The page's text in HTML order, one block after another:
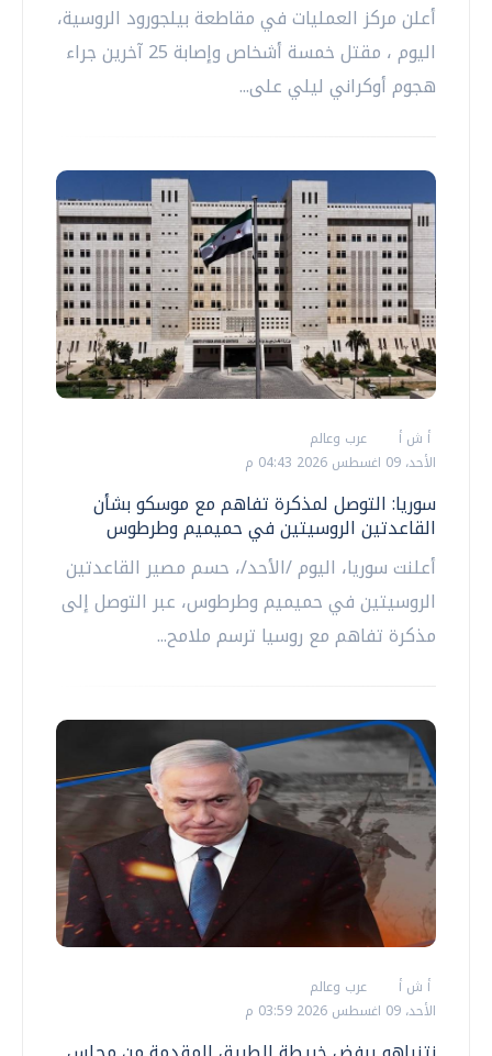
أعلن مركز العمليات في مقاطعة بيلجورود الروسية،
اليوم ، مقتل خمسة أشخاص وإصابة 25 آخرين جراء
هجوم أوكراني ليلي على...
أ ش أ
عرب وعالم
الأحد، 09 اغسطس 2026 04:43 م
سوريا: التوصل لمذكرة تفاهم مع موسكو بشأن
القاعدتين الروسيتين في حميميم وطرطوس
أعلنت سوريا، اليوم /الأحد/، حسم مصير القاعدتين
الروسيتين في حميميم وطرطوس، عبر التوصل إلى
مذكرة تفاهم مع روسيا ترسم ملامح...
أ ش أ
عرب وعالم
الأحد، 09 اغسطس 2026 03:59 م